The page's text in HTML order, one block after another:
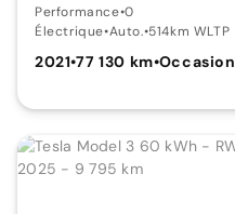
Performance•0
Électrique•Auto.•514km WLTP
2021•77 130 km•Occasion